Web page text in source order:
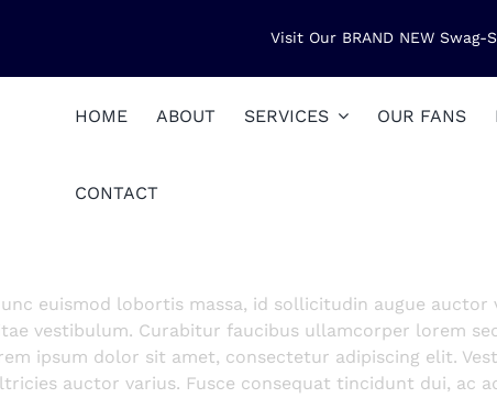
Visit Our BRAND NEW Swag-
HOME ABOUT SERVICES OUR FANS
CONTACT
euismod lobortis massa, id sollicitudin augue
vestibulum. Curabitur faucibus ullamcorper lorem
ipsum dolor sit amet, consectetur adipiscing elit.
auctor varius. Fusce consequat tincidunt dui, ac